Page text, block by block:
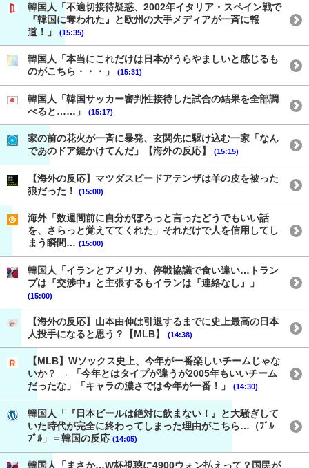
韓国人「不適切接待疑惑、2002年イタリア・スペイン戦で
『韓国に奪われた』と欧州の大手メディアが一斉に報
道！」
(15:35)
韓国人「本当にこれだけは日本がうらやましいと感じるも
のがこちら・・・」
(15:31)
韓国人「韓国サッカー審判性接待した試合の結果を全部調
べると……」
(15:17)
家の前の花火が一斉に暴発、玄関先に駆け込む一家「なん
であのドア鍵かけてんだ」【海外の反応】
(15:15)
【海外の反応】マツダスピードアテンザは羊の皮を被った
狼だった！
(15:00)
海外「数週間前に自分がぽろっと言ったどうでもいい話
を、さらっと覚えててくれた」それだけで人を信用してし
まう瞬間… (15:00)
韓国人「イランとアメリカ、停戦協議で食い違い…トラン
プは『交渉中』と主張するもイランは『連絡なし』」
(15:00)
【海外の反応】山本由伸は引退するまでに史上最高の日本
人投手になると思う？【MLB】
(14:38)
【MLB】Wソックス史上、今年が一番楽しいチームじゃな
いか？ → 「今年とはタイプが違うが2005年もいいチーム
だったな」「キャラの濃さでは今年が一番！」
(14:30)
韓国人「『日本ビールは絶対に飲まない！』と大騒ぎして
いた時代が完全に終わってしまった理由がこちら…（ﾌﾞﾙ
ﾌﾞﾙ」＝韓国の反応 (14:05)
韓国人「まさか…W杯視聴に4900ウォン払えって？国民が